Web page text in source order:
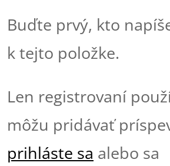
Buďte prvý, kto
k tejto položke.
Len registrovaní
môžu pridávať
prihláste sa alebo sa